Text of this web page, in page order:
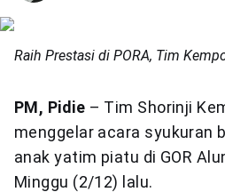
Raih Prestasi di PORA, Tim
PM, Pidie – Tim Shorinji
menggelar acara syukuran
anak yatim piatu di GOR
Minggu (2/12) lalu.